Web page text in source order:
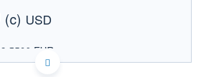
ACTIONNAIRES
(c) USD
EUR